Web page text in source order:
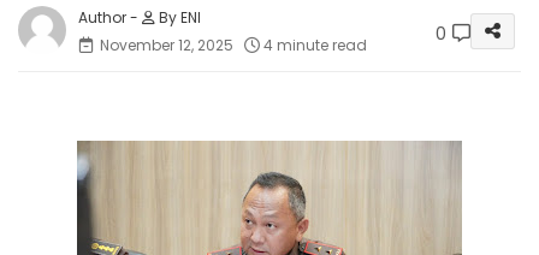
By ENI
November 12, 2025
4 minute read 0